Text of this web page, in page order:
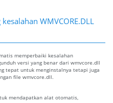
WMVCORE.DLL
memperbaiki kesalahan
versi yang benar dari wmvcore.dll
tepat untuk menginstalnya tetapi juga
file wmvcore.dll.
mendapatkan alat otomatis,